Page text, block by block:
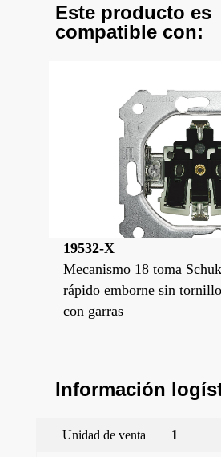
Este producto es
compatible con:
19532-X
Mecanismo 18 toma
rápido emborne sin
con garras
Información
Unidad de venta 1